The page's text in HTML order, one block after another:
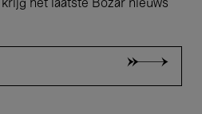
het laatste Bozar nieuws